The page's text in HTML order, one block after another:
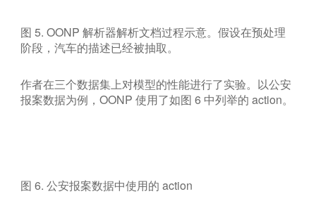
图 5. OONP 解析器解析文档过程示意。假设在预处理
阶段，汽车的描述已经被抽取。
作者在三个数据集上对模型的性能进行了实验。以公安
报案数据为例，OONP 使用了如图 6 中列举的 action。
图 6. 公安报案数据中使用的 action